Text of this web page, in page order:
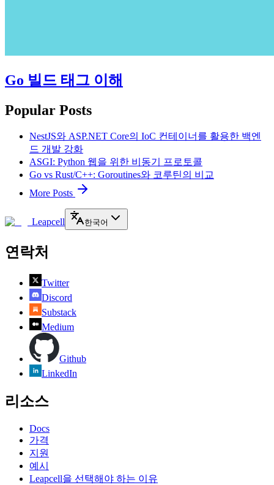
Go 빌드 태그 이해
Popular Posts
NestJS와 ASP.NET Core의 IoC 컨테이너를 활용한 백엔
드 개발 강화
ASGI: Python 웹을 위한 비동기 프로토콜
Go vs Rust/C++: Goroutines와 코루틴의 비교
More Posts
Leapcell 한국어
연락처
Twitter
Discord
Substack
Medium
Github
LinkedIn
리소스
Docs
가격
지원
예시
Leapcell을 선택해야 하는 이유